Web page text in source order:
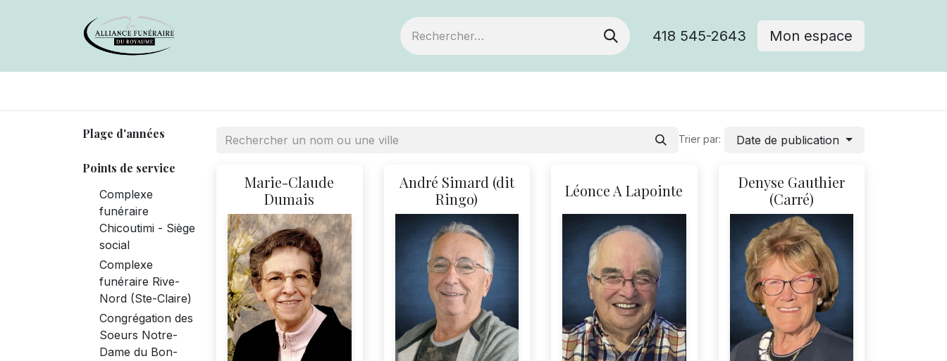
418 545-2643 Mon espace
Plage d'années
Points de service
Complexe
funéraire
Chicoutimi - Siège
social
Complexe
funéraire Rive-
Nord (Ste-Claire)
Congrégation des
Soeurs Notre-
Dame du Bon-
Trier par: Date de publication
Marie-Claude
Dumais
André Simard (dit
Ringo)
Léonce A Lapointe
Denyse Gauthier
(Carré)